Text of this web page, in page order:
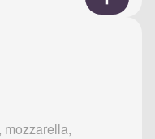
mozzarella,